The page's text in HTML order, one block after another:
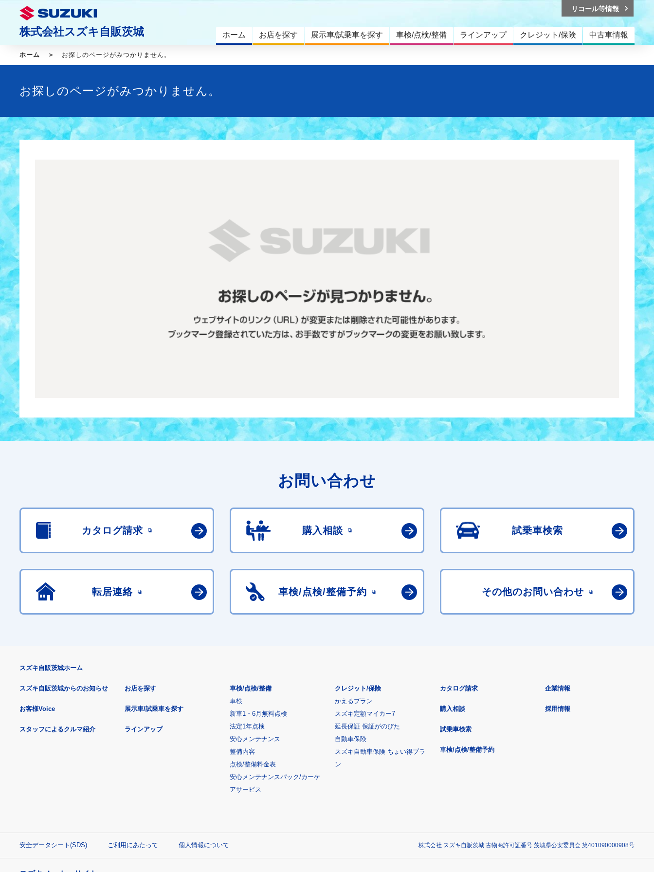
株式会社スズキ自販茨城 ホーム お店を探す 展示車/試乗車を探す 車検/点検/整備 ラインアップ クレジット/保険 中古車情報
リコール等情報
ホーム お探しのページがみつかりません。
お探しのページがみつかりません。
お問い合わせ
カタログ請求 購入相談 試乗車検索
転居連絡 車検/点検/整備予約 その他のお問い合わせ
スズキ自販茨城ホーム
スズキ自販茨城からのお知らせ
お客様Voice
スタッフによるクルマ紹介
お店を探す
展示車/試乗車を探す
ラインアップ
車検/点検/整備
車検
新車1・6月無料点検
法定1年点検
安心メンテナンス
整備内容
点検/整備料金表
安心メンテナンスパック/カーケ
アサービス
クレジット/保険
かえるプラン
スズキ定額マイカー7
延長保証 保証がのびた
自動車保険
スズキ自動車保険 ちょい得プラ
ン
カタログ請求
購入相談
試乗車検索
車検/点検/整備予約
企業情報
採用情報
安全データシート(SDS) ご利用にあたって 個人情報について 株式会社 スズキ自販茨城 古物商許可証番号 茨城県公安委員会 第401090000908号